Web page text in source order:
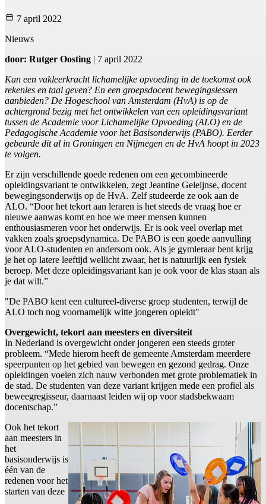
7 april 2022
Nieuws
door: Rutger Oosting | 7 april 2022
Kan een vakleerkracht lichamelijke opvoeding in de toekomst ook
rekenles en taal geven? En een groepsdocent bewegingslessen
aanbieden? De Hogeschool van Amsterdam (HvA) is op de
achtergrond bezig met het ontwikkelen van een opleidingsvariant
tussen de Academie voor Lichamelijke Opvoeding (ALO) en de
Pedagogische Academie voor het Basisonderwijs (PABO). Eerder
gebeurde dit al in Groningen en Nijmegen en de HvA hoopt in 2023
te volgen.
Er zijn verschillende goede redenen om een gecombineerde
opleidingsvariant te ontwikkelen, zegt Jeantine Geleijnse, docent
bewegingsonderwijs op de HvA. Zelf studeerde ze ook aan de
ALO. “Door het tekort aan leraren is het steeds de vraag hoe er
nieuwe aanwas komt en hoe we meer mensen kunnen
enthousiasmeren voor het onderwijs. Er is ook veel overlap met
vakken zoals groepsdynamica. De PABO is een goede aanvulling
voor ALO-studenten en andersom ook. Als je gymleraar bent krijg
je het op latere leeftijd wellicht zwaar, het is natuurlijk een fysiek
beroep. Met deze opleidingsvariant kan je ook voor de klas staan als
je dat wilt.”
"De PABO kent een cultureel-diverse groep studenten, terwijl de
ALO toch nog voornamelijk witte jongeren opleidt"
Overgewicht, tekort aan meesters en diversiteit
In Nederland is overgewicht onder jongeren een steeds groter
probleem. “Mede hierom heeft de gemeente Amsterdam meerdere
speerpunten op het gebied van bewegen en gezond gedrag. Onze
opleidingen voelen zich nauw verbonden met grote problematiek in
de stad. De studenten van deze variant krijgen mede een profiel als
beweegregisseur, daarnaast leiden wij op voor stadsbekwaam
docentschap.”
Ook het tekort
aan meesters in
het
basisonderwijs is
één van de
redenen voor het
starten van deze